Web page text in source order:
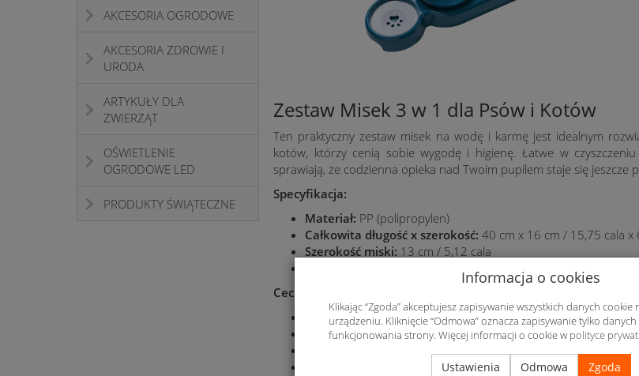
Zestaw Misek 3 w 1 dla Psów i Kotów
Ten praktyczny zestaw misek na wodę i karmę jest idealnym
kotów, którzy cenią sobie wygodę i higienę. Łatwe w
sprawiają, że codzienna opieka nad Twoim pupilem staje się jeszcze
Specyfikacja:
Materiał: PP (polipropylen)
Całkowita długość x szerokość: 40 cm x 16 cm / 15,75 cala x
Szerokość miski: 13 cm / 5,12 cala
Butelka na wodę o pojemności 500 ml:
7 cm x 17 cm / 2,76
Cechy produktu:
Zestaw 3 w 1: Miski na wodę i karmę oraz butelka na wodę
Łatwe w czyszczeniu:Miski można łatwo wyjąć i umyć
Wysoka jakość materiału:Wykonane z trwałego i
Ergonomiczny kształt i rozmiar, idealny do
AKCESORIA OGRODOWE
AKCESORIA ZDROWIE I
URODA
ARTYKUŁY DLA
ZWIERZĄT
OŚWIETLENIE
OGRODOWE LED
PRODUKTY ŚWIĄTECZNE
Informacja o cookies
Klikając “Zgoda” akceptujesz zapisywanie wszystkich danych cookie
urządzeniu. Kliknięcie “Odmowa” oznacza zapisywanie tylko
funkcjonowania strony. Więcej informacji o cookie w polityce
Ustawienia Odmowa Zgoda